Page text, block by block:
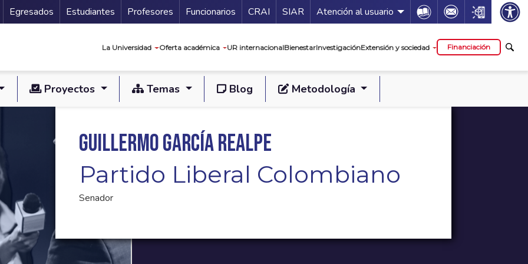
Secundario
Egresados Estudiantes Profesores Funcionarios Guía de servicios
CRAI SIAR Atención al usuario Icon Icon Icon
La Universidad Oferta académica UR internacionalBienestarInvestigaciónExtensión y sociedad Financiación
Proyectos Temas Blog Metodología
Guillermo García Realpe
Partido Liberal Colombiano
Senador